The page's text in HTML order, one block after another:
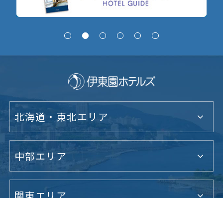
北海道・東北エリア
中部エリア